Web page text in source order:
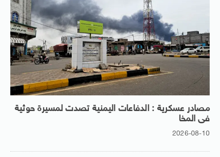
مصادر عسكرية : الدفاعات اليمنية تصدت لمسيرة حوثية
فى المخا
2026-08-10